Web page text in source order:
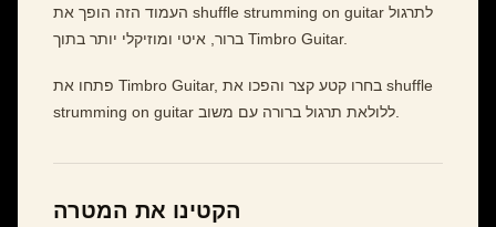
העמוד הזה הופך את shuffle strumming on guitar לתרגול
ברור, איטי ומוזיקלי יותר בתוך Timbro Guitar.
פתחו את Timbro Guitar, בחרו קטע קצר והפכו את shuffle
הקטינו את המטרה